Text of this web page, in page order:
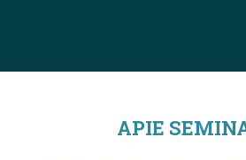
APIE